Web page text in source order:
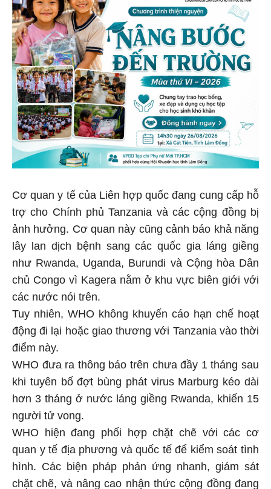
Cơ quan y tế của Liên hợp quốc đang cung cấp hỗ
trợ cho Chính phủ Tanzania và các cộng đồng bị
ảnh hưởng. Cơ quan này cũng cảnh báo khả năng
lây lan dịch bệnh sang các quốc gia láng giềng
như Rwanda, Uganda, Burundi và Cộng hòa Dân
chủ Congo vì Kagera nằm ở khu vực biên giới với
các nước nói trên.
Tuy nhiên, WHO không khuyến cáo hạn chế hoạt
động đi lại hoặc giao thương với Tanzania vào thời
điểm này.
WHO đưa ra thông báo trên chưa đầy 1 tháng sau
khi tuyên bố đợt bùng phát virus Marburg kéo dài
hơn 3 tháng ở nước láng giềng Rwanda, khiến 15
người tử vong.
WHO hiện đang phối hợp chặt chẽ với các cơ
quan y tế địa phương và quốc tế để kiểm soát tình
hình. Các biện pháp phản ứng nhanh, giám sát
chặt chẽ, và nâng cao nhận thức cộng đồng đang